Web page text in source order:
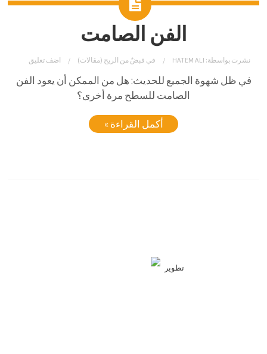
الفن الصامت
نشرت بواسطة: HATEM ALI في قبضٌ من الريح (مقالات) اضف تعليق
في ظل شهوة الجميع للحديث: هل من الممكن أن يعود الفن
الصامت للسطح مرة أخرى؟
أكمل القراءة »
تطوير